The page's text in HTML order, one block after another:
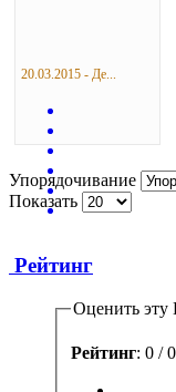
20.03.2015 - Де...
Упорядочивание
Показать
Рейтинг
Оценить эту
Рейтинг: 0 /